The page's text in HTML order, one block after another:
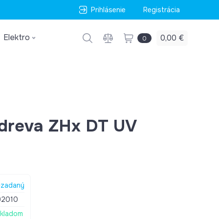
Prihlásenie Registrácia
Elektro 0 0,00 €
ZHx DT UV